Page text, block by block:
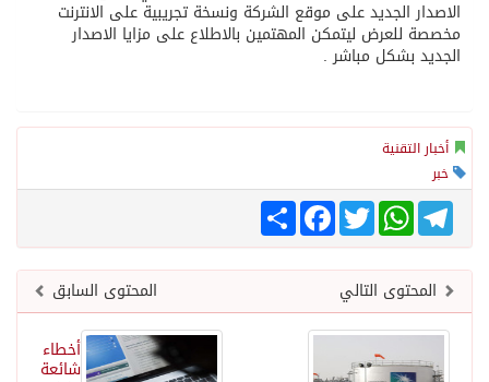
الاصدار الجديد على موقع الشركة ونسخة تجريبية على الانترنت
مخصصة للعرض ليتمكن المهتمين بالاطلاع على مزايا الاصدار
الجديد بشكل مباشر .
أخبار التقنية
خبر
انشر
FacebookTwitter
WhatsAppTelegram
المحتوى السابق
المحتوى التالي
أخطاء
شائعة